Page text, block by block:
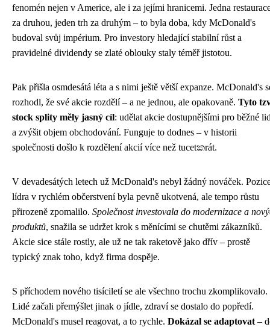
fenomén nejen v Americe, ale i za jejími hranicemi. Jedna
za druhou, jeden trh za druhým – to byla doba, kdy McDonald's
budoval svůj impérium. Pro investory hledající stabilní růst a
pravidelné dividendy se zlaté oblouky staly téměř jistotou.
Pak přišla osmdesátá léta a s nimi ještě větší expanze. McDonald's
rozhodl, že své akcie rozdělí – a ne jednou, ale opakovaně. Tyto
stock splity měly jasný cíl: udělat akcie dostupnějšími pro běžné
a zvýšit objem obchodování. Funguje to dodnes – v historii
společnosti došlo k rozdělení akcií více než tucetකrát.
V devadesátých letech už McDonald's nebyl žádný nováček.
lídra v rychlém občerstvení byla pevně ukotvená, ale tempo růstu
přirozeně zpomalilo. Společnost investovala do modernizace a
produktů, snažila se udržet krok s měnícími se chutěmi zákazníků.
Akcie sice stále rostly, ale už ne tak raketově jako dřív – prostě
typický znak toho, když firma dospěje.
S příchodem nového tisíciletí se ale všechno trochu zkomplikovalo.
Lidé začali přemýšlet jinak o jídle, zdraví se dostalo do popředí.
McDonald's musel reagovat, a to rychle. Dokázal se adaptovat –